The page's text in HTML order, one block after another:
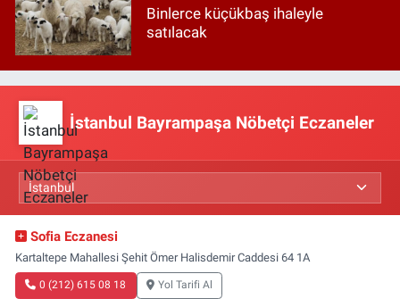
Binlerce küçükbaş ihaleyle
satılacak
İstanbul Bayrampaşa Nöbetçi Eczaneler
Sofia Eczanesi
Kartaltepe Mahallesi Şehit Ömer Halisdemir Caddesi 64 1A
0 (212) 615 08 18 Yol Tarifi Al